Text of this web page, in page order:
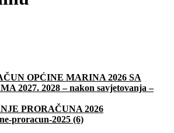
OPĆINE MARINA 2026 SA
2027. 2028 – nakon savjetovanja –
PRORAČUNA 2026
proracun-2025 (6)